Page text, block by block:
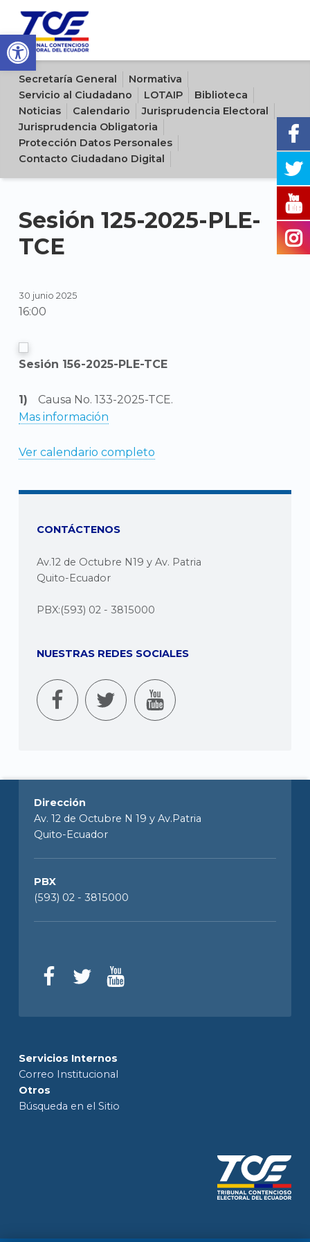
Open toolbar
Sitio oficial del Tribunal Contencioso Electoral del Ecuador
Secretaría General
Normativa
Servicio al Ciudadano
LOTAIP
Biblioteca
Noticias
Calendario
Jurisprudencia Electoral
Jurisprudencia Obligatoria
Protección Datos Personales
Contacto Ciudadano Digital
Sesión 125-2025-PLE-
TCE
30 junio 2025
16:00
Sesión 156-2025-PLE-TCE
Causa No. 133-2025-TCE.
Mas información
Ver calendario completo
CONTÁCTENOS
Av.12 de Octubre N19 y Av. Patria
Quito-Ecuador
PBX:(593) 02 - 3815000
NUESTRAS REDES SOCIALES
Dirección
Av. 12 de Octubre N 19 y Av.Patria
Quito-Ecuador
PBX
(593) 02 - 3815000
Servicios Internos
Correo Institucional
Otros
Búsqueda en el Sitio